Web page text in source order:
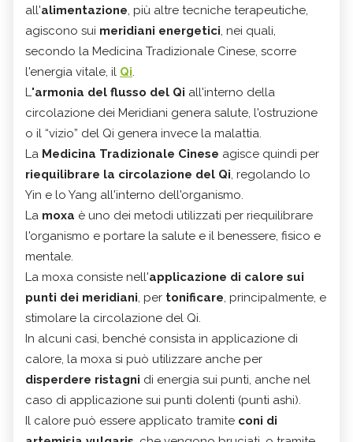
all'alimentazione, più altre tecniche terapeutiche,
agiscono sui meridiani energetici, nei quali,
secondo la Medicina Tradizionale Cinese, scorre
l'energia vitale, il Qi.
L'armonia del flusso del Qi all'interno della
circolazione dei Meridiani genera salute, l'ostruzione
o il “vizio” del Qi genera invece la malattia.
La Medicina Tradizionale Cinese agisce quindi per
riequilibrare la circolazione del Qi, regolando lo
Yin e lo Yang all'interno dell'organismo.
La moxa è uno dei metodi utilizzati per riequilibrare
l'organismo e portare la salute e il benessere, fisico e
mentale.
La moxa consiste nell'applicazione di calore sui
punti dei meridiani, per tonificare, principalmente, e
stimolare la circolazione del Qi.
In alcuni casi, benché consista in applicazione di
calore, la moxa si può utilizzare anche per
disperdere ristagni di energia sui punti, anche nel
caso di applicazione sui punti dolenti (punti ashi).
Il calore può essere applicato tramite coni di